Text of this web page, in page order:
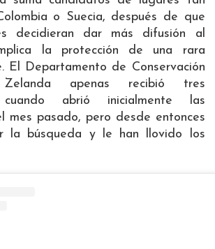
o Suecia, después de que
decidieran dar más difusión al
la protección de una rara
El Departamento de Conservación
apenas recibió tres
cuando abrió inicialmente las
mes pasado, pero desde entonces
la búsqueda y le han llovido los